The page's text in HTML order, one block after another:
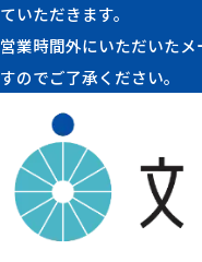
ていただきます。
営業時間外にいただいた
すのでご了承ください。